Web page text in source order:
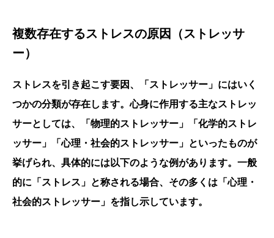
複数存在するストレスの原因（ストレッサ
ー）
ストレスを引き起こす要因、「ストレッサー」にはいく
つかの分類が存在します。心身に作用する主なストレッ
サーとしては、「物理的ストレッサー」「化学的ストレ
ッサー」「心理・社会的ストレッサー」といったものが
挙げられ、具体的には以下のような例があります。一般
的に「ストレス」と称される場合、その多くは「心理・
社会的ストレッサー」を指し示しています。